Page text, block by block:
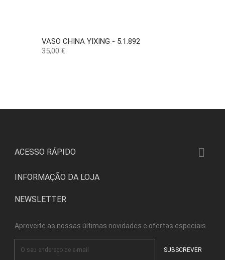
VASO CHINA YIXING - 5.1.892
Preço
35,00 €
ACESSO RÁPIDO 
INFORMAÇÃO DA LOJA
NEWSLETTER
Aproveite as nossas últimas novidades e ofertas especiais